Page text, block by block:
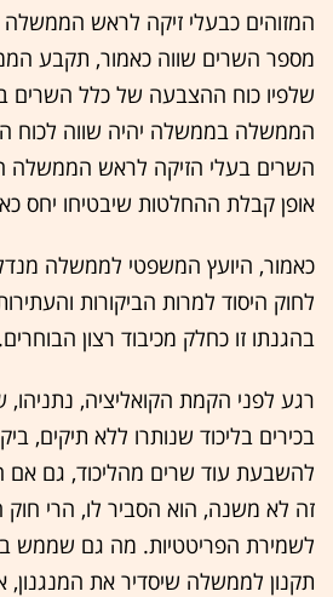
המזוהים כבעלי זיקה לראש הממשלה
מספר השרים שווה כאמור, תקבע
שלפיו כוח ההצבעה של כלל השרים
הממשלה בממשלה יהיה שווה לכוח
השרים בעלי הזיקה לראש הממשלה
אופן קבלת ההחלטות שיבטיחו יחס
כאמור, היועץ המשפטי לממשלה
לחוק היסוד למרות הביקורות
בהגנתו זו כחלק מכיבוד רצון הבוחרים.
רגע לפני הקמת הקואליציה,
בכירים בליכוד שנותרו ללא תיקים,
להשבעת עוד שרים מהליכוד, גם אם
זה לא משנה, הוא הסביר לו, הרי חוק
לשמירת הפריטטיות. מה גם שממש
תקנון לממשלה שיסדיר את המנגנון,